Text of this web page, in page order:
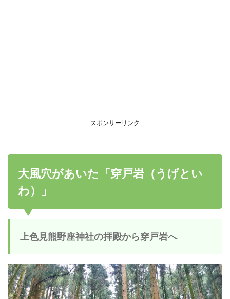
スポンサーリンク
大風穴があいた「穿戸岩（うげとい
わ）」
上色見熊野座神社の拝殿から穿戸岩へ